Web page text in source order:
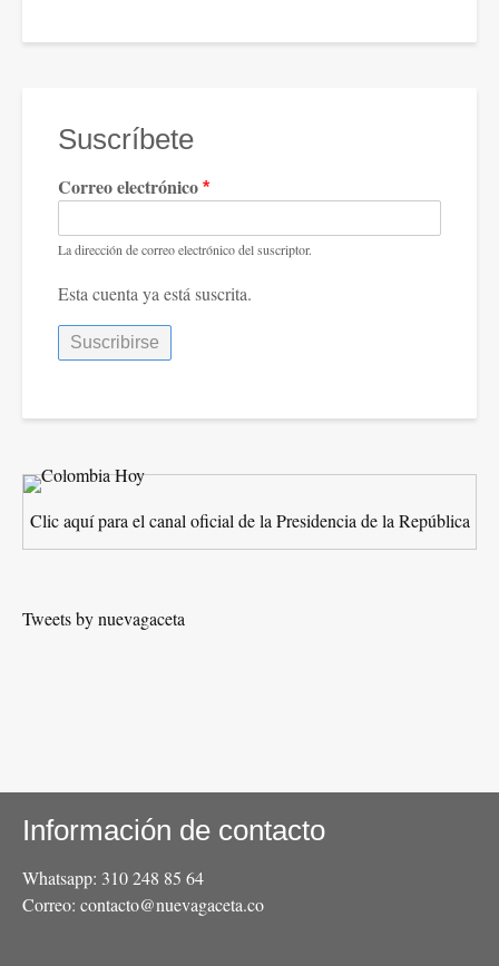
Suscríbete
Correo electrónico
La dirección de correo electrónico del suscriptor.
Esta cuenta ya está suscrita.
Clic aquí para el canal oficial de la Presidencia de la República
Tweets by nuevagaceta
Información de contacto
Whatsapp: 310 248 85 64
Correo: contacto@nuevagaceta.co